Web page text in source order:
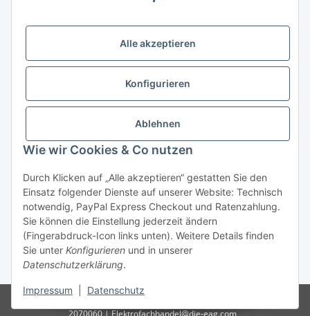
Alle akzeptieren
Konfigurieren
Ablehnen
Wie wir Cookies & Co nutzen
Durch Klicken auf „Alle akzeptieren“ gestatten Sie den
Einsatz folgender Dienste auf unserer Website: Technisch
notwendig, PayPal Express Checkout und Ratenzahlung.
Sie können die Einstellung jederzeit ändern
(Fingerabdruck-Icon links unten). Weitere Details finden
Sie unter Konfigurieren und in unserer
Datenschutzerklärung.
Impressum Datenschutz
Öffnungszeiten:
10.00 - 18.00 Uhr
Ladenpreis versus Internetpreis
Vertrag widerrufen
05.00 - 21.30 Uhr | Freitag: 05.00 - 18.00 Uhr | Samstag: 09.00
- 12.00 Uhr (0,49€ je angef. Minute) oder per E-Mail über
unserKontaktformular
* Alle Preise inkl. gesetzlicher USt., zzgl.Versand | - ACHTUNG: Bei
Einbaugeräten gilt: Die im Produktbild abgebildete Möbelfront ist nicht im
Lieferumfang enthalten.
2070060 | Elektrofachhandel@die-eag.com